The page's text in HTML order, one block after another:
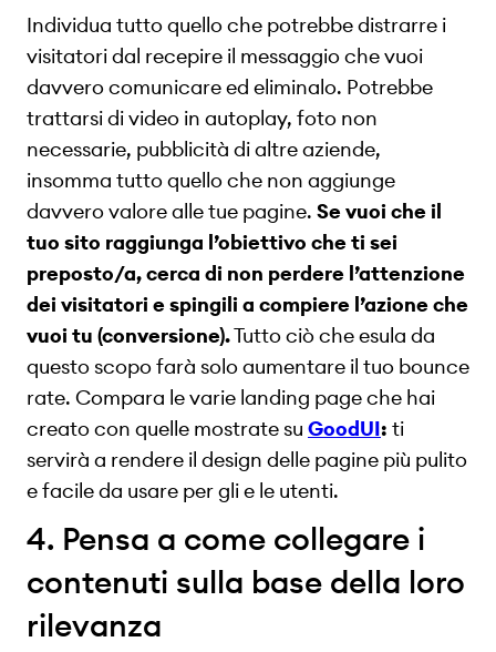
Individua tutto quello che potrebbe distrarre i
visitatori dal recepire il messaggio che vuoi
davvero comunicare ed eliminalo. Potrebbe
trattarsi di video in autoplay, foto non
necessarie, pubblicità di altre aziende,
insomma tutto quello che non aggiunge
davvero valore alle tue pagine. Se vuoi che il
tuo sito raggiunga l’obiettivo che ti sei
preposto/a, cerca di non perdere l’attenzione
dei visitatori e spingili a compiere l’azione che
vuoi tu (conversione).Tutto ciò che esula da
questo scopo farà solo aumentare il tuo bounce
rate. Compara le varie landing page che hai
creato con quelle mostrate su GoodUI: ti
servirà a rendere il design delle pagine più pulito
e facile da usare per gli e le utenti.
4. Pensa a come collegare i
contenuti sulla base della loro
rilevanza